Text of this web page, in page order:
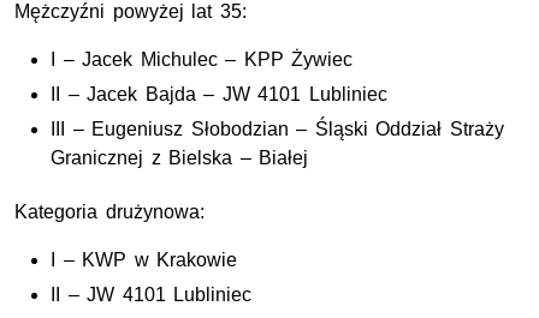
Mężczyźni powyżej lat 35:
I – Jacek Michulec – KPP Żywiec
II – Jacek Bajda – JW 4101 Lubliniec
III – Eugeniusz Słobodzian – Śląski Oddział Straży
Granicznej z Bielska – Białej
Kategoria drużynowa:
I – KWP w Krakowie
II – JW 4101 Lubliniec